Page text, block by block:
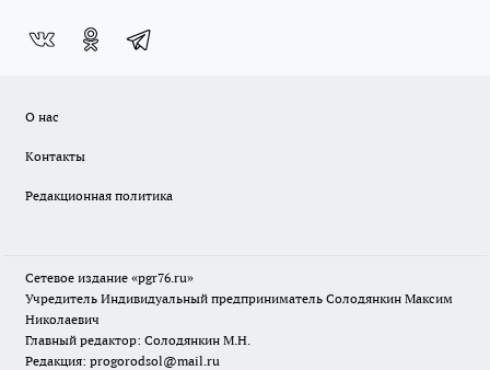
О нас
Контакты
Редакционная политика
Сетевое издание «pgr76.ru»
Учредитель Индивидуальный предприниматель Солодянкин Максим
Николаевич
Главный редактор: Солодянкин М.Н.
Редакция: progorodsol@mail.ru